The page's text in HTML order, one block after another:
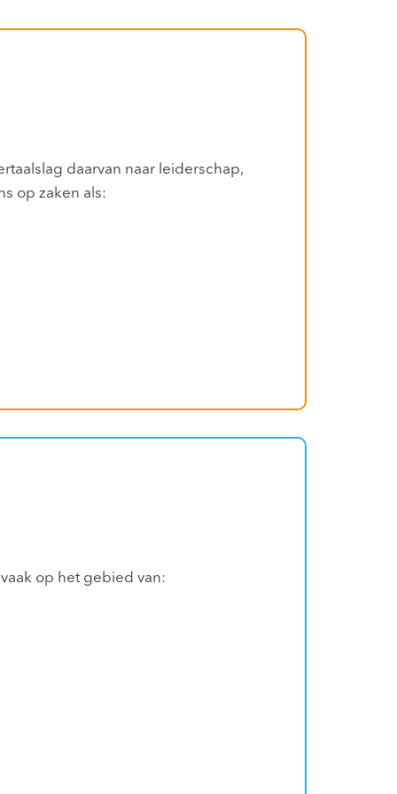
daarvan naar leiderschap,
op zaken als:
op het gebied van: